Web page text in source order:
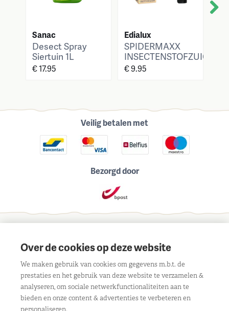
Sanac
Desect Spray
Siertuin 1L
€ 17.95
Edialux
SPIDERMAXX
INSECTENSTOFZUIGER
€ 9.95
Veilig betalen met
Bezorgd door
Contact
Over de cookies op deze website
We maken gebruik van cookies om gegevens m.b.t. de
prestaties en het gebruik van deze website te verzamelen &
analyseren, om sociale netwerkfunctionaliteiten aan te
bieden en onze content & advertenties te verbeteren en
personaliseren.